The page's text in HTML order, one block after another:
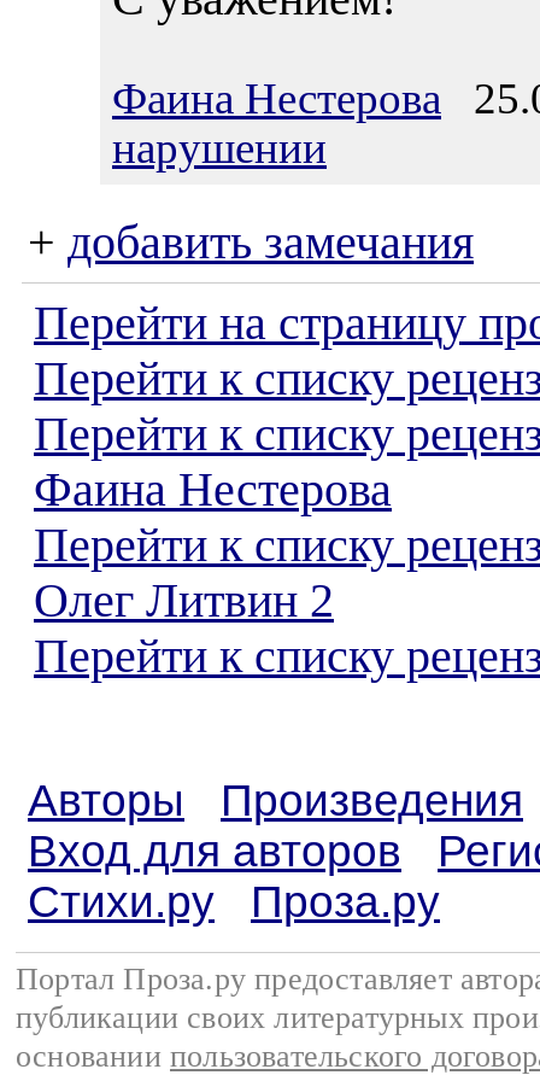
Фаина Нестерова
нарушении
+ добавить замечания
Перейти на страницу
Перейти к списку
Перейти к списку
Фаина Нестерова
Перейти к списку
Олег Литвин 2
Перейти к списку
Авторы
Произведения
Вход для авторов
Стихи.ру
Проза.ру
Портал Проза.ру предоставляет
публикации своих литературных
основании пользовательского